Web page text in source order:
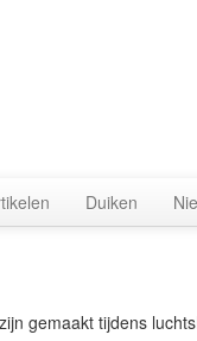
Duiken
gemaakt tijdens